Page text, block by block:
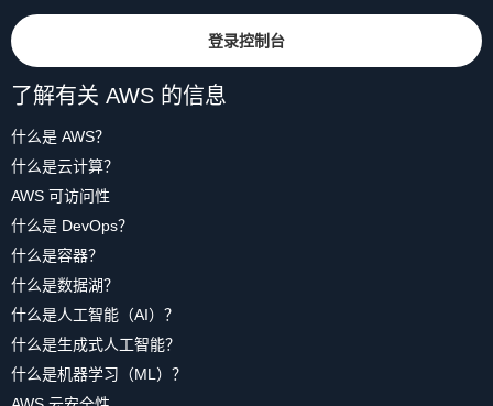
登录控制台
了解有关 AWS 的信息
什么是 AWS？
什么是云计算？
AWS 可访问性
什么是 DevOps？
什么是容器？
什么是数据湖？
什么是人工智能（AI）？
什么是生成式人工智能？
什么是机器学习（ML）？